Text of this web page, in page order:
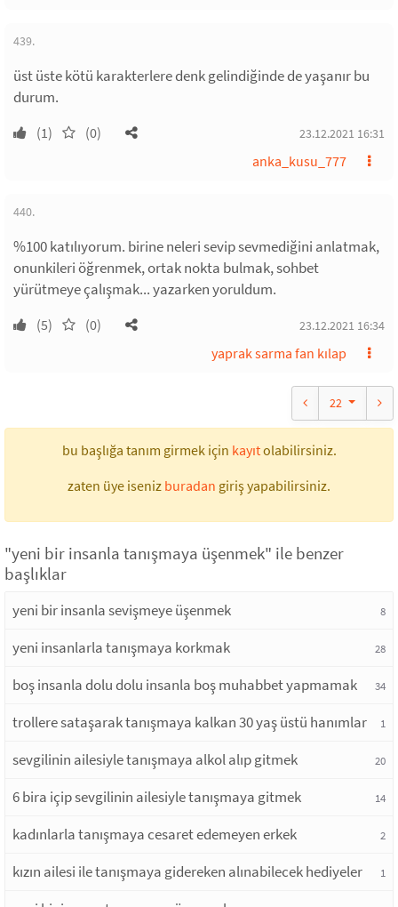
439.
üst üste kötü karakterlere denk gelindiğinde de yaşanır bu
durum.
(1) (0) 23.12.2021 16:31
anka_kusu_777
440.
%100 katılıyorum. birine neleri sevip sevmediğini anlatmak,
onunkileri öğrenmek, ortak nokta bulmak, sohbet
yürütmeye çalışmak... yazarken yoruldum.
(5) (0) 23.12.2021 16:34
yaprak sarma fan kılap
22
bu başlığa tanım girmek için kayıtolabilirsiniz.
zaten üye iseniz buradan giriş yapabilirsiniz.
"yeni bir insanla tanışmaya üşenmek" ile benzer
başlıklar
yeni bir insanla sevişmeye üşenmek 8
yeni insanlarla tanışmaya korkmak 28
boş insanla dolu dolu insanla boş muhabbet yapmamak 34
trollere sataşarak tanışmaya kalkan 30 yaş üstü hanımlar 1
sevgilinin ailesiyle tanışmaya alkol alıp gitmek 20
6 bira içip sevgilinin ailesiyle tanışmaya gitmek 14
kadınlarla tanışmaya cesaret edemeyen erkek 2
kızın ailesi ile tanışmaya gidereken alınabilecek hediyeler 1